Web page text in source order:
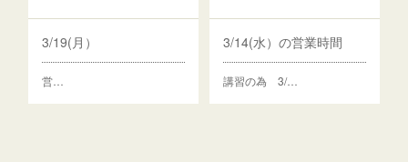
3/19(月）
営…
3/14(水）の営業時間
講習の為 3/…